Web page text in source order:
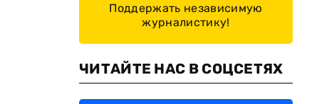
Поддержать независимую
журналистику!
ЧИТАЙТЕ НАС В СОЦСЕТЯХ